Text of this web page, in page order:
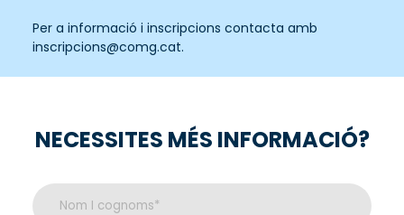
Per a informació i inscripcions contacta amb
inscripcions@comg.cat.
NECESSITES MÉS INFORMACIÓ?